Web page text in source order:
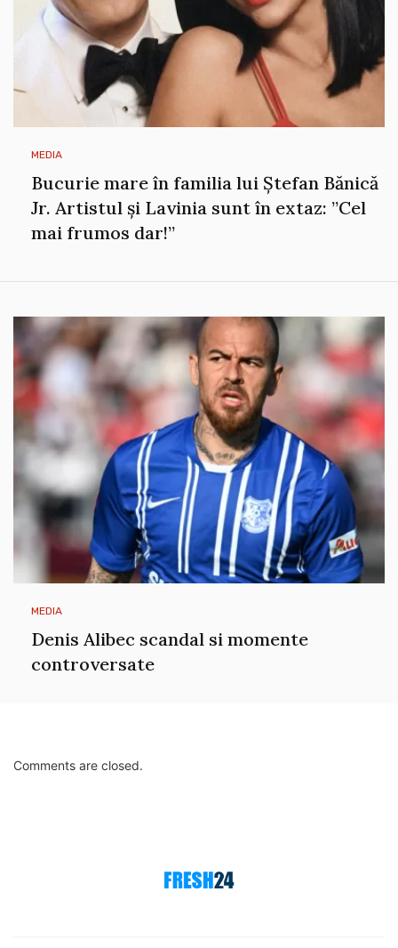
MEDIA
Bucurie mare în familia lui Ștefan Bănică
Jr. Artistul și Lavinia sunt în extaz: ”Cel
mai frumos dar!”
MEDIA
Denis Alibec scandal si momente
controversate
Comments are closed.